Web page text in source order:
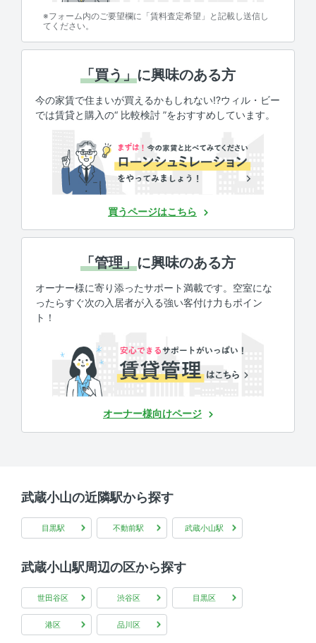
※フォーム内のご要望欄に「賃料査定希望」と記載し送信し
てください。
「買う」に興味のある方
今の家賃で住まいが買えるかもしれない!?ウィル・ビー
では賃貸と購入の“ 比較検討 ”をおすすめしています。
買うページはこちら
「管理」に興味のある方
オーナー様に寄り添ったサポート満載です。空室にな
ったらすぐ次の入居者が入る強い客付け力もポイン
ト！
オーナー様向けページ
武蔵小山の近隣駅から探す
目黒駅 不動前駅 武蔵小山駅
武蔵小山駅周辺の区から探す
世田谷区 渋谷区 目黒区
港区 品川区